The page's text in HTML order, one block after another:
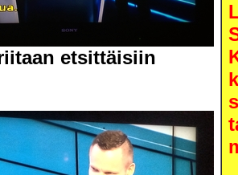
etsittäisiin